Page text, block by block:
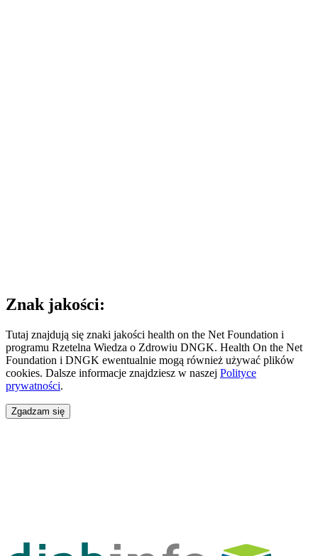
Znak jakości:
Tutaj znajdują się znaki jakości health on the Net Foundation i
programu Rzetelna Wiedza o Zdrowiu DNGK. Health On the Net
Foundation i DNGK ewentualnie mogą również używać plików
cookies. Dalsze informacje znajdziesz w naszej Polityce
prywatności.
Zgadzam się